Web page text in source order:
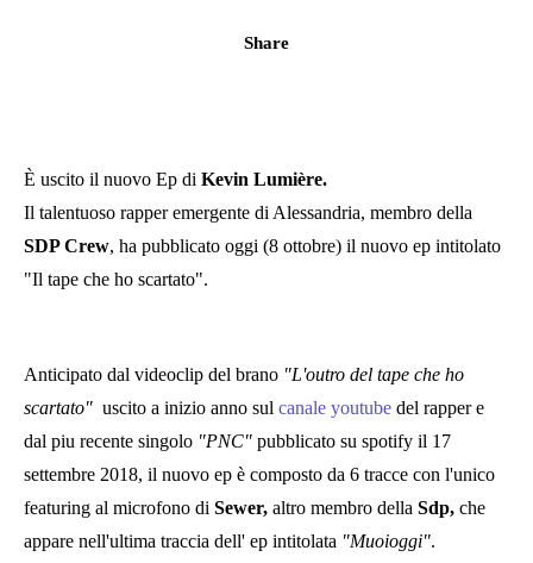
Share
È uscito il nuovo Ep di Kevin Lumière.
Il talentuoso rapper emergente di Alessandria, membro della
SDP Crew, ha pubblicato oggi (8 ottobre) il nuovo ep intitolato
"Il tape che ho scartato".
Anticipato dal videoclip del brano "L'outro del tape che ho
scartato" uscito a inizio anno sul canale youtube del rapper e
dal piu recente singolo "PNC" pubblicato su spotify il 17
settembre 2018, il nuovo ep è composto da 6 tracce con l'unico
featuring al microfono di Sewer, altro membro della Sdp, che
appare nell'ultima traccia dell' ep intitolata "Muoioggi".